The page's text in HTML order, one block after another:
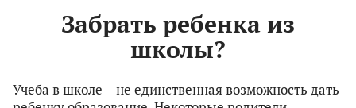
Забрать ребенка из
школы?
Учеба в школе – не единственная возможность дать